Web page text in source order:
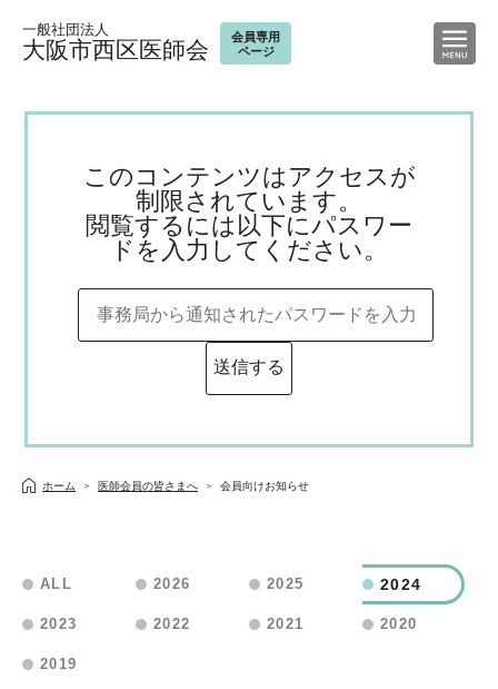
一般社団法人
大阪市西区医師会
会員専用
ページ
このコンテンツはアクセスが
制限されています。
閲覧するには以下にパスワー
ドを入力してください。
ホーム 医師会員の皆さまへ 会員向けお知らせ
ALL 2026 2025 2024
2023 2022 2021 2020
2019